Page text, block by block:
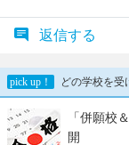
返信する